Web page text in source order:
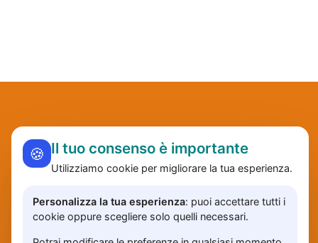
🍪 Il tuo consenso è importante
Utilizziamo cookie per migliorare la tua esperienza.
Personalizza la tua esperienza: puoi accettare tutti i
cookie oppure scegliere solo quelli necessari.